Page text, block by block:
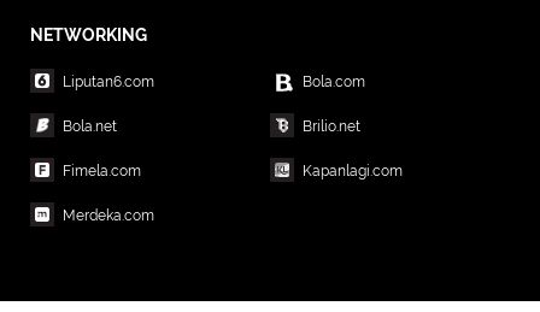
NETWORKING
Liputan6.com Bola.com
Bola.net Brilio.net
Fimela.com Kapanlagi.com
Merdeka.com